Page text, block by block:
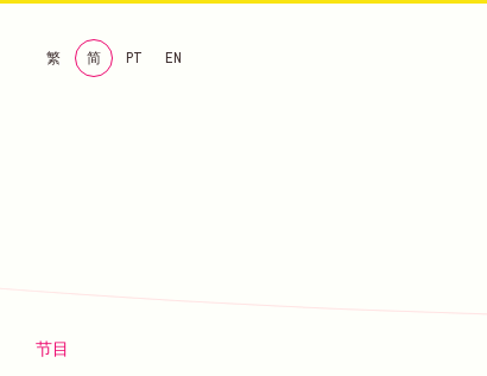
繁 简 PT EN
节目